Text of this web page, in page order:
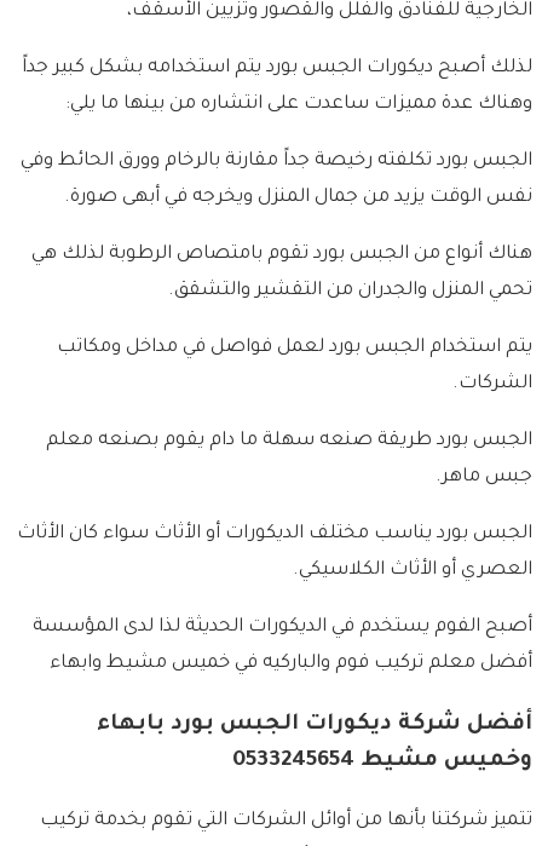
الخارجية للفنادق والفلل والقصور وتزيين الأسقف،
لذلك أصبح ديكورات الجبس بورد يتم استخدامه بشكل كبير جداً
وهناك عدة مميزات ساعدت على انتشاره من بينها ما يلي:
الجبس بورد تكلفته رخيصة جداً مقارنة بالرخام وورق الحائط وفي
نفس الوقت يزيد من جمال المنزل ويخرجه في أبهى صورة.
هناك أنواع من الجبس بورد تقوم بامتصاص الرطوبة لذلك هي
تحمي المنزل والجدران من التقشير والتشقق.
يتم استخدام الجبس بورد لعمل فواصل في مداخل ومكاتب
الشركات.
الجبس بورد طريقة صنعه سهلة ما دام يقوم بصنعه معلم
جبس ماهر.
الجبس بورد يناسب مختلف الديكورات أو الأثاث سواء كان الأثاث
العصري أو الأثاث الكلاسيكي.
أصبح الفوم يستخدم في الديكورات الحديثة لذا لدى المؤسسة
أفضل معلم تركيب فوم والباركيه في خميس مشيط وابهاء
أفضل شركة ديكورات الجبس بورد بابهاء
وخميس مشيط 0533245654
تتميز شركتنا بأنها من أوائل الشركات التي تقوم بخدمة تركيب